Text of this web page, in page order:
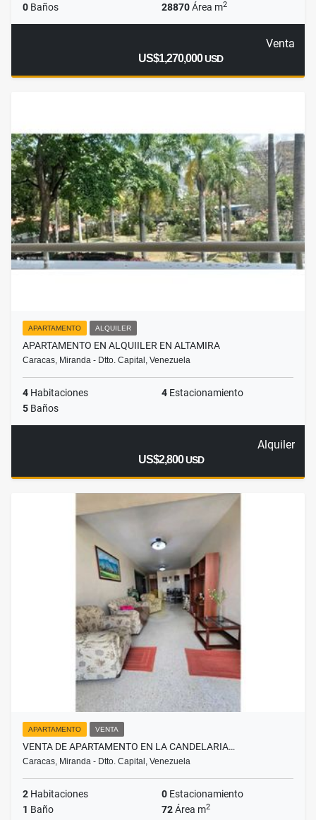
0 Baños 28870Área m2
Venta
US$1,270,000USD
APARTAMENTO ALQUILER
APARTAMENTO EN ALQUIILER EN ALTAMIRA
Caracas, Miranda - Dtto. Capital, Venezuela
4 Habitaciones 4 Estacionamiento
5 Baños
Alquiler
US$2,800USD
APARTAMENTO VENTA
VENTA DE APARTAMENTO EN LA CANDELARIA…
Caracas, Miranda - Dtto. Capital, Venezuela
2 Habitaciones 0 Estacionamiento
1 Baño 72Área m2